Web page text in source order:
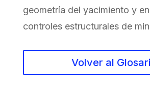
geometría del yacimiento y
controles estructurales de
Volver al